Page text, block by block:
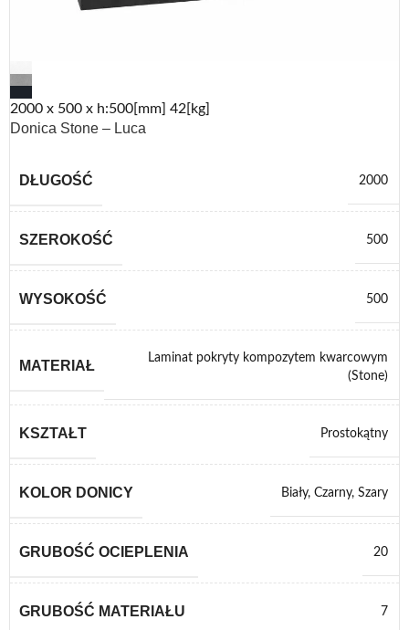
2000 x 500 x h:500[mm] 42[kg]
Donica Stone – Luca
DŁUGOŚĆ 2000
SZEROKOŚĆ 500
WYSOKOŚĆ 500
MATERIAŁ
Laminat pokryty kompozytem kwarcowym
(Stone)
KSZTAŁT Prostokątny
KOLOR DONICY Biały, Czarny, Szary
GRUBOŚĆ OCIEPLENIA 20
GRUBOŚĆ MATERIAŁU 7